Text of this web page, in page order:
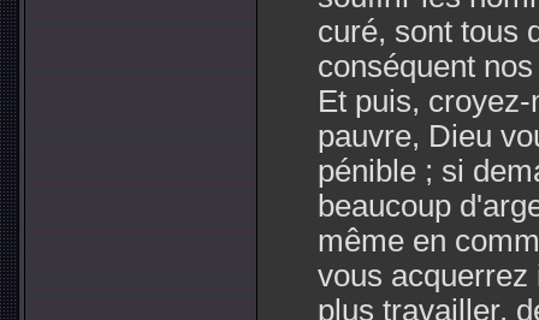
curé, sont tous
conséquent
Et puis,
pauvre, Dieu
pénible ; si
beaucoup
même en
vous acquerrez
plus travailler,